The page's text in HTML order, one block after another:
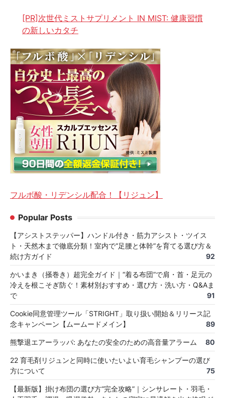
[PR]次世代ミストサプリメント IN MIST: 健康習慣
の新しいカタチ
フルボ酸・リデンシル配合！【リジュン】
Popular Posts
【アシストステッパー】ハンドル付き・筋力アシスト・ツイス
ト・天然木まで徹底分類！室内で“足腰と体幹”を育てる選び方＆
続け方ガイド
92
かいまき（掻巻き）超完全ガイド｜“着る布団”で肩・首・足元の
冷えを根こそぎ防ぐ！素材別おすすめ・選び方・洗い方・Q&Aま
で
91
Cookie同意管理ツール「STRIGHT」取り扱い開始＆リリース記
念キャンペーン【ムームードメイン】
89
熊撃退エアーラッパ: あなたの安全のための高音量アラーム 80
22 育毛剤リジュンと同時に使いたいよい育毛シャンプーの選び
方について
75
【最新版】掛け布団の選び方“完全攻略”｜シンサレート・羽毛・